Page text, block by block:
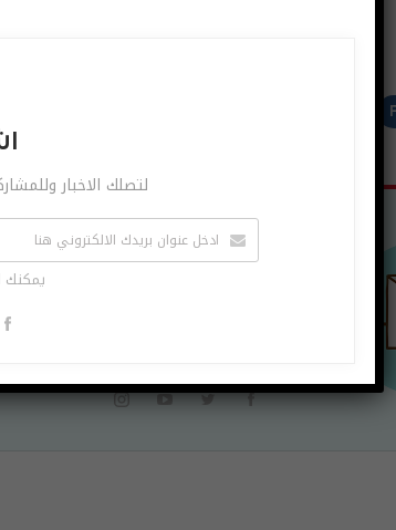
اشتراك مجاني
لتصلك الاخبار وللمشاركة في المسابقات
لتصلك الاخبار
يمكنك